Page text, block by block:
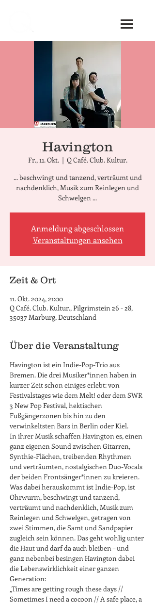
Havington
Fr., 11. Okt.
  |
Q Café. Club. Kultur.
... beschwingt und tanzend, verträumt und
nachdenklich, Musik zum Reinlegen und
Schwelgen ...
Anmeldung abgeschlossen
Veranstaltungen ansehen
Zeit & Ort
11. Okt. 2024, 21:00
Q Café. Club. Kultur., Pilgrimstein 26 - 28,
35037 Marburg, Deutschland
Über die Veranstaltung
Havington ist ein Indie-Pop-Trio aus
Bremen. Die drei Musiker*innen haben in
kurzer Zeit schon einiges erlebt: von
Festivalstages wie dem Melt! oder dem SWR
3 New Pop Festival, hektischen
Fußgängerzonen bis hin zu den
verwinkeltsten Bars in Berlin oder Kiel.
In ihrer Musik schaffen Havington es, einen
ganz eigenen Sound zwischen Gitarren,
Synthie-Flächen, treibenden Rhythmen
und verträumten, nostalgischen Duo-Vocals
der beiden Frontsänger*innen zu kreieren.
Was dabei herauskommt ist Indie-Pop, ist
Ohrwurm, beschwingt und tanzend,
verträumt und nachdenklich, Musik zum
Reinlegen und Schwelgen, getragen von
zwei Stimmen, die Samt und Sandpapier
zugleich sein können. Das geht wohlig unter
die Haut und darf da auch bleiben – und
ganz nebenbei besingen Havington dabei
die Lebenswirklichkeit einer ganzen
Generation:
„Times are getting rough these days //
Sometimes I need a cocoon // A safe place, a